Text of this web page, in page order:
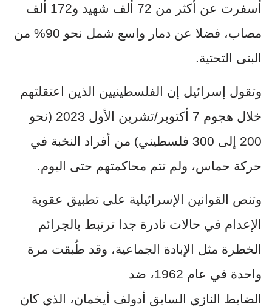
أسفرت عن أكثر من 72 ألف شهيد و172 ألف
مصاب، فضلا عن دمار واسع شمل نحو 90% من
البنى التحتية.
وتقول إسرائيل إن الفلسطينيين الذين اعتقلتهم
خلال هجوم 7 أكتوبر/تشرين الأول 2023 (نحو
200 إلى 300 فلسطيني) من أفراد النخبة في
حركة حماس، ولم تتم محاكمتهم حتى اليوم.
وتنص القوانين الإسرائيلية على تطبيق عقوبة
الإعدام في حالات نادرة جدا ترتبط بالجرائم
الخطرة مثل الإبادة الجماعية، وقد طُبقت مرة
واحدة في عام 1962، ضد
الضابط النازي السابق أدولف أيخمان، الذي كان